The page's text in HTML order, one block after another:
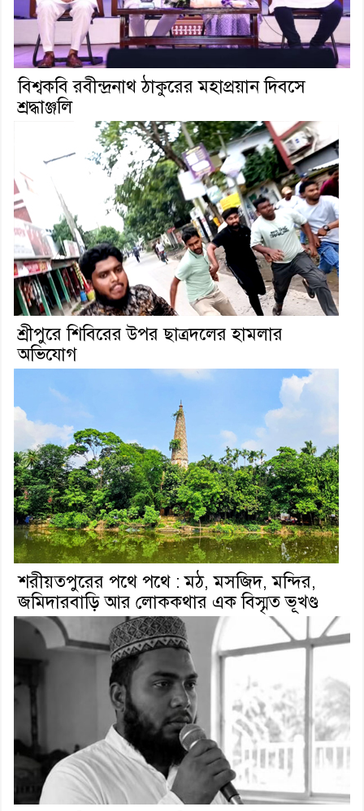
বিশ্বকবি রবীন্দ্রনাথ ঠাকুরের মহাপ্রয়ান দিবসে
শ্রদ্ধাঞ্জলি
শ্রীপুরে শিবিরের উপর ছাত্রদলের হামলার
অভিযোগ
শরীয়তপুরের পথে পথে : মঠ, মসজিদ, মন্দির,
জমিদারবাড়ি আর লোককথার এক বিস্মৃত ভূখণ্ড